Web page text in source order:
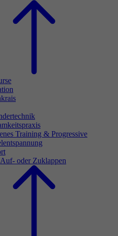
Training & Progressive
Auf- oder Zuklappen